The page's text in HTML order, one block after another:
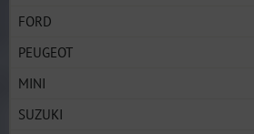
FORD
PEUGEOT
MINI
SUZUKI